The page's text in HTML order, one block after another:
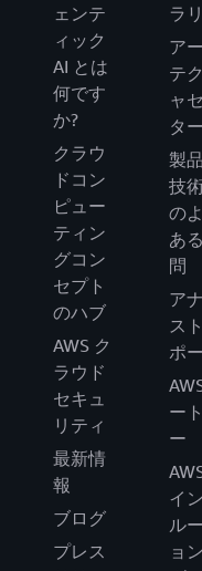
ェンテ
ィック
AI とは
何です
か?
クラウ
ドコン
ピュー
ティン
グコン
セプト
のハブ
AWS ク
ラウド
セキュ
リティ
最新情
報
ブログ
プレス
ラリ
ア
テ
ャ
ター
製
技
の
あ
問
ア
ス
ポ
ー
ー
イ
ル
ョン